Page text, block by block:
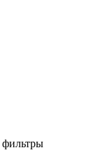
фильтры